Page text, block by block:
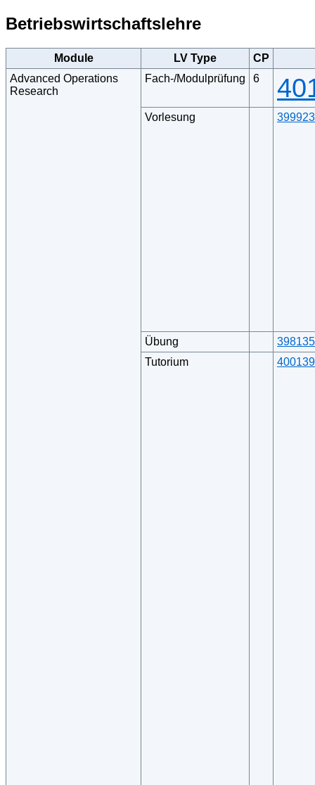
Betriebswirtschaftslehre
Module LV Type CP
Advanced Operations
Research
Fach-/Modulprüfung 6
Vorlesung 399923
Übung
398135
Tutorium
400139